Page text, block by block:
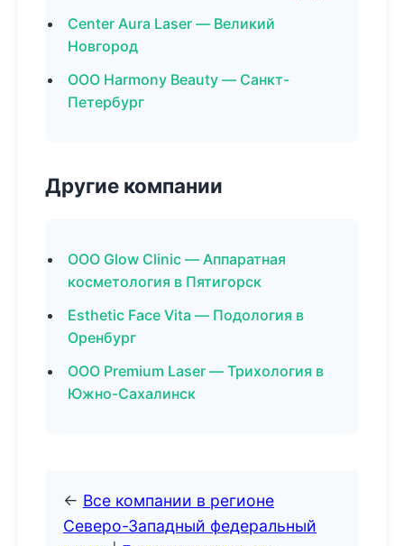
Center Aura Laser — Великий
Новгород
ООО Harmony Beauty — Санкт-
Петербург
Другие компании
ООО Glow Clinic — Аппаратная
косметология в Пятигорск
Esthetic Face Vita — Подология в
Оренбург
ООО Premium Laser — Трихология в
Южно-Сахалинск
← Все компании в регионе
Северо-Западный федеральный